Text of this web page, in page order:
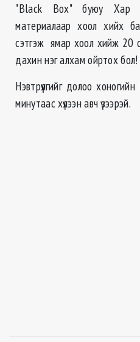
"Black Box" буюу Хар
материалаар хоол хийх
сэтгэж ямар хоол хийж 20
дахин нэг алхам ойртох бол!
Нэвтрүүлгийг долоо
минутаас хүлээн авч үзээрэй.